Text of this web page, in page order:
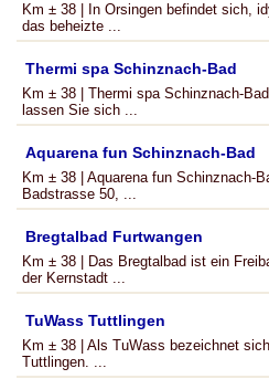
Km ± 38 | In Orsingen befindet sich,
das beheizte ...
Thermi spa Schinznach-Bad
Km ± 38 | Thermi spa Schinznach-
lassen Sie sich ...
Aquarena fun Schinznach-Bad
Km ± 38 | Aquarena fun Schinznach-
Badstrasse 50, ...
Bregtalbad Furtwangen
Km ± 38 | Das Bregtalbad ist ein
der Kernstadt ...
TuWass Tuttlingen
Km ± 38 | Als TuWass bezeichnet
Tuttlingen. ...